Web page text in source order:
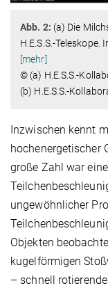
Abb. 2: (a) Die
H.E.S.S.-
[mehr]
© (a) H.E.S.S.-
(b) H.E.S.S.-
Inzwischen kennt
hochenergetischer
große Zahl war
ungewöhnlicher
Objekten
kugelförmigen
– schnell